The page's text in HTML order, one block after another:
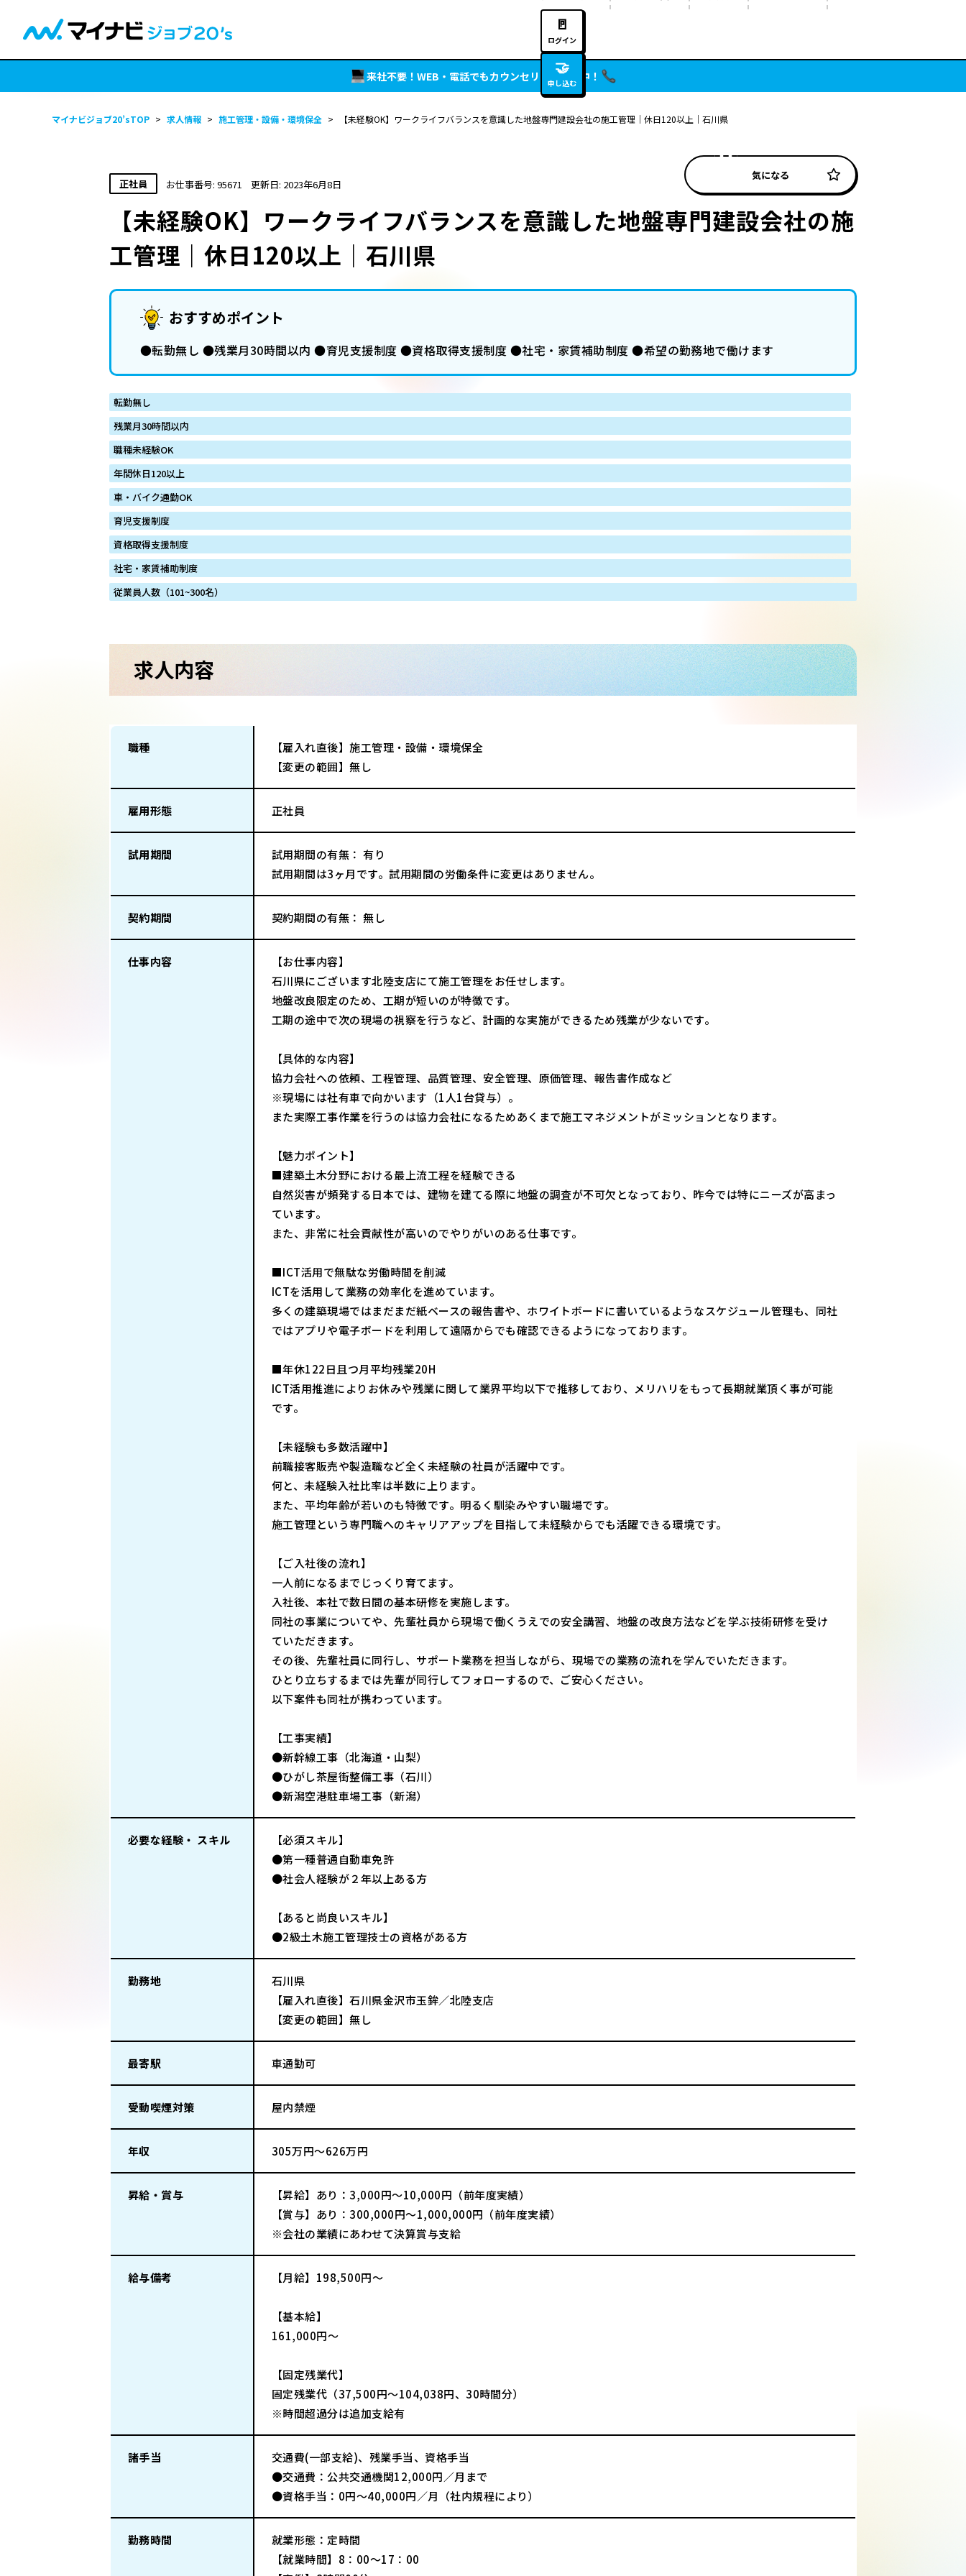
🚪
ログイン
🤝
申し込む
来社不要！WEB・電話でもカウンセリング実施中！
マイナビジョブ20’sTOP > 求人情報 > 施工管理・設備・環境保全 > 【未経験OK】ワークライフバランスを意識した地盤専門建設会社の施工管理｜休日120以上｜石川県
正社員 お仕事番号: 95671 更新日: 2023年6月8日
気になる
【未経験OK】ワークライフバランスを意識した地盤専門建設会社の施
工管理｜休日120以上｜石川県
おすすめポイント
●転勤無し ●残業月30時間以内 ●育児支援制度 ●資格取得支援制度 ●社宅・家賃補助制度 ●希望の勤務地で働けます
転勤無し
残業月30時間以内
職種未経験OK
年間休日120以上
車・バイク通勤OK
育児支援制度
資格取得支援制度
社宅・家賃補助制度
従業員人数（101~300名）
求人内容
職種
【雇入れ直後】施工管理・設備・環境保全
【変更の範囲】無し
雇用形態 正社員
試用期間
試用期間の有無： 有り
試用期間は3ヶ月です。試用期間の労働条件に変更はありません。
契約期間 契約期間の有無： 無し
仕事内容
【お仕事内容】
石川県にございます北陸支店にて施工管理をお任せします。
地盤改良限定のため、工期が短いのが特徴です。
工期の途中で次の現場の視察を行うなど、計画的な実施ができるため残業が少ないです。
【具体的な内容】
協力会社への依頼、工程管理、品質管理、安全管理、原価管理、報告書作成など
※現場には社有車で向かいます（1人1台貸与）。
また実際工事作業を行うのは協力会社になるためあくまで施工マネジメントがミッションとなります。
【魅力ポイント】
■建築土木分野における最上流工程を経験できる
自然災害が頻発する日本では、建物を建てる際に地盤の調査が不可欠となっており、昨今では特にニーズが高まっ
ています。
また、非常に社会貢献性が高いのでやりがいのある仕事です。
■ICT活用で無駄な労働時間を削減
ICTを活用して業務の効率化を進めています。
多くの建築現場ではまだまだ紙ベースの報告書や、ホワイトボードに書いているようなスケジュール管理も、同社
ではアプリや電子ボードを利用して遠隔からでも確認できるようになっております。
■年休122日且つ月平均残業20H
ICT活用推進によりお休みや残業に関して業界平均以下で推移しており、メリハリをもって長期就業頂く事が可能
です。
【未経験も多数活躍中】
前職接客販売や製造職など全く未経験の社員が活躍中です。
何と、未経験入社比率は半数に上ります。
また、平均年齢が若いのも特徴です。明るく馴染みやすい職場です。
施工管理という専門職へのキャリアアップを目指して未経験からでも活躍できる環境です。
【ご入社後の流れ】
一人前になるまでじっくり育てます。
入社後、本社で数日間の基本研修を実施します。
同社の事業についてや、先輩社員から現場で働くうえでの安全講習、地盤の改良方法などを学ぶ技術研修を受け
ていただきます。
その後、先輩社員に同行し、サポート業務を担当しながら、現場での業務の流れを学んでいただきます。
ひとり立ちするまでは先輩が同行してフォローするので、ご安心ください。
以下案件も同社が携わっています。
【工事実績】
●新幹線工事（北海道・山梨）
●ひがし茶屋街整備工事（石川）
●新潟空港駐車場工事（新潟）
必要な経験・ スキル
【必須スキル】
●第一種普通自動車免許
●社会人経験が２年以上ある方
【あると尚良いスキル】
●2級土木施工管理技士の資格がある方
勤務地
石川県
【雇入れ直後】石川県金沢市玉鉾／北陸支店
【変更の範囲】無し
最寄駅 車通勤可
受動喫煙対策 屋内禁煙
年収 305万円～626万円
昇給・賞与
【昇給】あり：3,000円～10,000円（前年度実績）
【賞与】あり：300,000円～1,000,000円（前年度実績）
※会社の業績にあわせて決算賞与支給
給与備考 【月給】198,500円〜
【基本給】
161,000円〜
【固定残業代】
固定残業代（37,500円〜104,038円、30時間分）
※時間超過分は追加支給有
諸手当
交通費(一部支給)、残業手当、資格手当
●交通費：公共交通機関12,000円／月まで
●資格手当：0円～40,000円／月（社内規程により）
勤務時間
就業形態：定時間
【就業時間】8：00～17：00